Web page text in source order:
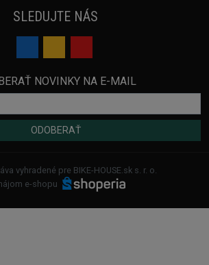
SLEDUJTE NÁS
NOVINKY NA E-MAIL
ODOBERAŤ
vyhradené pre BIKE-HOUSE.sk s. r. o.
e-shopu